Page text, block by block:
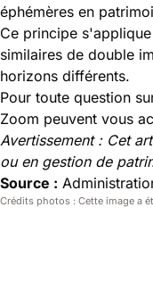
éphémères en
Ce principe
similaires de double
horizons différents.
Pour toute question
Zoom peuvent vous
Avertissement : Cet
ou en gestion de
Source :
Crédits photos : Cette image a